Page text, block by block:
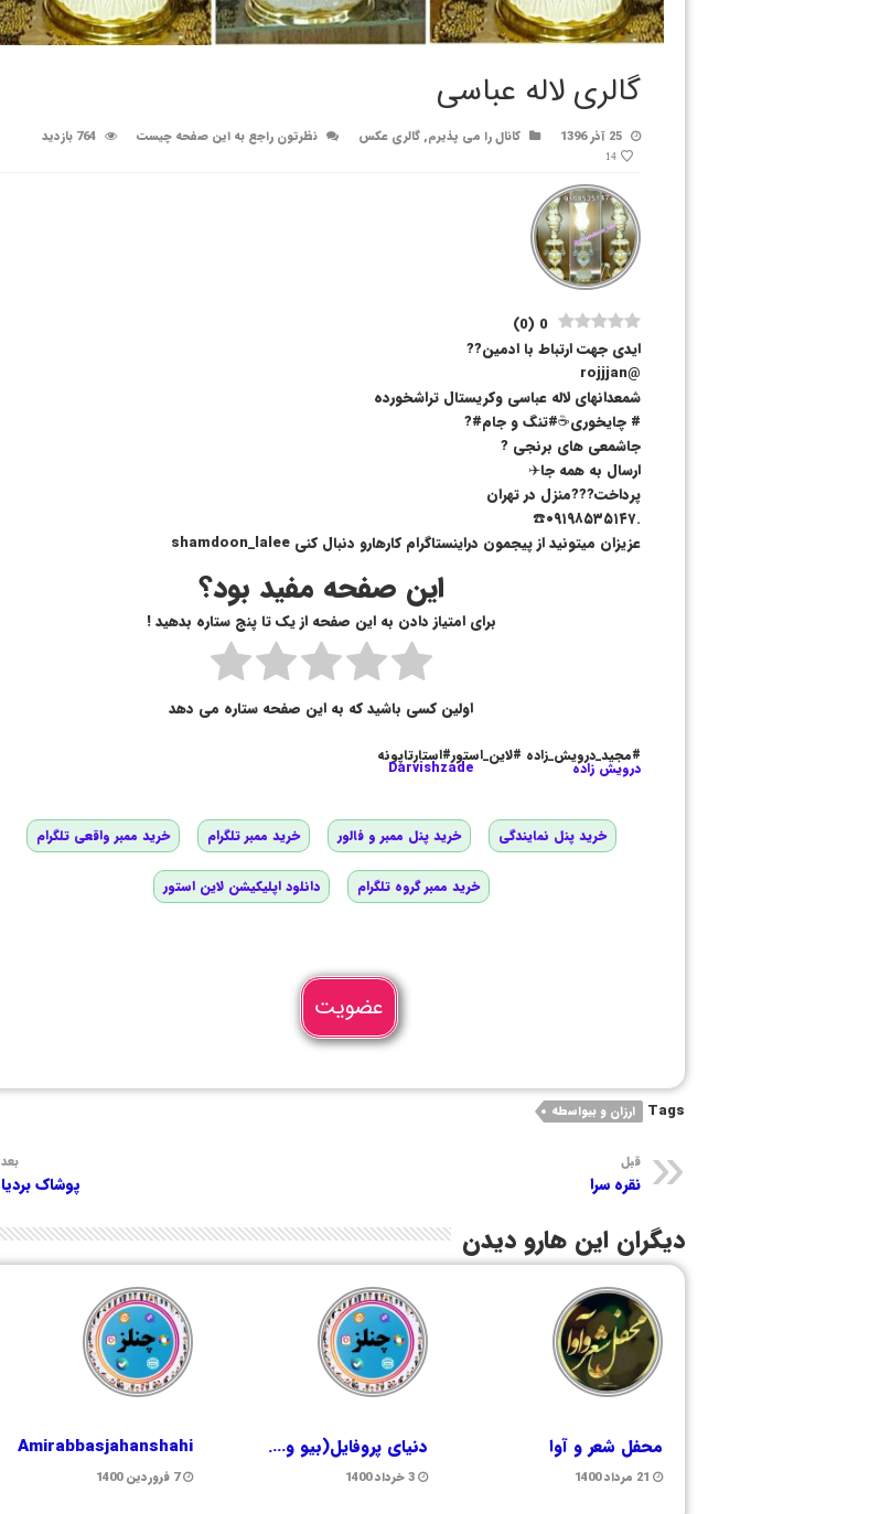
گالری لاله عباسی
25 آذر 1396 کانال را می پذیرم,گالری عکس نظرتون راجع به این صفحه چیست 764 بازدید
14
0
(
0
)
ایدی جهت ارتباط با ادمین??
@rojjjan
شمعدانهای لاله عباسی وکریستال تراشخورده
# چایخوری☕️#تنگ و جام#?
جاشمعی های برنجی ?
ارسال به همه جا✈️
پرداخت???منزل در تهران
.۰۹۱۹۸۵۳۵۱۴۷☎️
عزیزان میتونید از پیجمون دراینستاگرام کارهارو دنبال کنی shamdoon_lalee
این صفحه مفید بود؟
برای امتیاز دادن به این صفحه از یک تا پنج ستاره بدهید !
اولین کسی باشید که به این صفحه ستاره می دهد
#مجید_درویش_زاده #لاین_استور#استارتاپونه
درویش زاده Darvishzade
خرید پنل نمایندگی خرید پنل ممبر و فالور خرید ممبر تلگرام خرید ممبر واقعی تلگرام
خرید ممبر گروه تلگرام دانلود اپلیکیشن لاین استور
عضویت
Tags ارزان و بیواسطه
قبل
نقره سرا
بعد
پوشاک بردیا
دیگران این هارو دیدن
محفل شعر و آوا
21 مرداد 1400
دنیای پروفایل(بیو و….
3 خرداد 1400
Amirabbasjahanshahi
7 فروردین 1400